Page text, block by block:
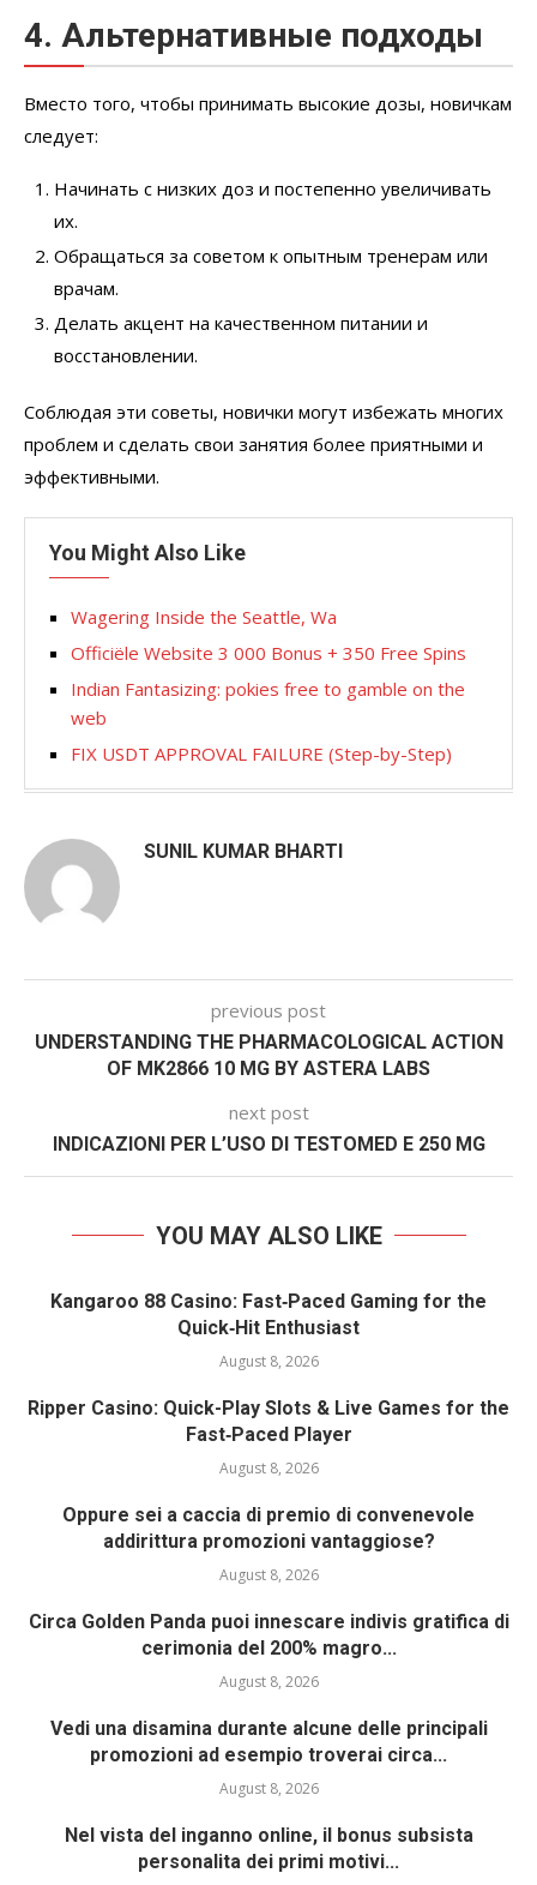
4. Альтернативные подходы
Вместо того, чтобы принимать высокие дозы, новичкам
следует:
Начинать с низких доз и постепенно увеличивать
их.
Обращаться за советом к опытным тренерам или
врачам.
Делать акцент на качественном питании и
восстановлении.
Соблюдая эти советы, новички могут избежать многих
проблем и сделать свои занятия более приятными и
эффективными.
You Might Also Like
Wagering Inside the Seattle, Wa
Officiële Website 3 000 Bonus + 350 Free Spins
Indian Fantasizing: pokies free to gamble on the
web
FIX USDT APPROVAL FAILURE (Step-by-Step)
SUNIL KUMAR BHARTI
previous post
UNDERSTANDING THE PHARMACOLOGICAL ACTION
OF MK2866 10 MG BY ASTERA LABS
next post
INDICAZIONI PER L’USO DI TESTOMED E 250 MG
YOU MAY ALSO LIKE
Kangaroo 88 Casino: Fast‑Paced Gaming for the
Quick‑Hit Enthusiast
August 8, 2026
Ripper Casino: Quick-Play Slots & Live Games for the
Fast‑Paced Player
August 8, 2026
Oppure sei a caccia di premio di convenevole
addirittura promozioni vantaggiose?
August 8, 2026
Circa Golden Panda puoi innescare indivis gratifica di
cerimonia del 200% magro...
August 8, 2026
Vedi una disamina durante alcune delle principali
promozioni ad esempio troverai circa...
August 8, 2026
Nel vista del inganno online, il bonus subsista
personalita dei primi motivi...